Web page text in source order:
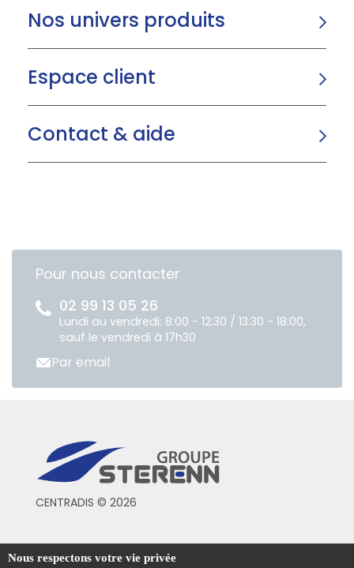
Nos univers produits
Espace client
Contact & aide
Pour nous contacter
02 99 13 05 26
Lundi au vendredi: 8:00 - 12:30 / 13:30 - 18:00,
sauf le vendredi à 17h30
Par email
CENTRADIS © 2026
Conditions générales de vente
Nous respectons votre vie privée